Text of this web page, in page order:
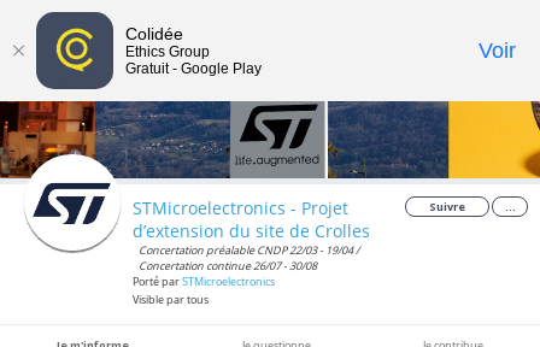
Toggle
STMicroelectronics - Projet
d’extension du site de Crolles
Concertation préalable CNDP 22/03 - 19/04 /
Concertation continue 26/07 - 30/08
Porté parSTMicroelectronics
Visible par tous
Suivre ...
Colidée
Ethics Group
Gratuit - Google Play
Voir